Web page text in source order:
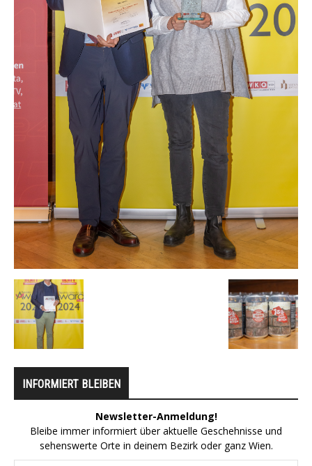
INFORMIERT BLEIBEN
Newsletter-Anmeldung!
Bleibe immer informiert über aktuelle Geschehnisse und
sehenswerte Orte in deinem Bezirk oder ganz Wien.